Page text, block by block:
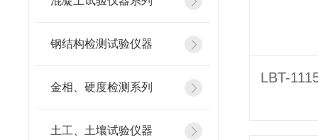
钢结构检测试验仪器
金相、硬度检测系列
土工、土壤试验仪器